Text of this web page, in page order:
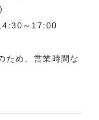
～17:00
ため、営業時間な